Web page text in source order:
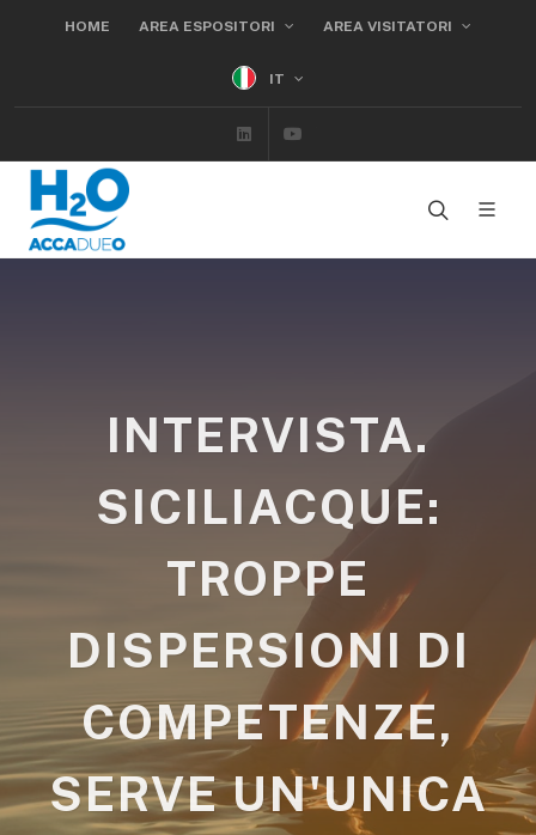
HOME AREA ESPOSITORI AREA VISITATORI
IT
Linkedin
INTERVISTA.
SICILIACQUE:
TROPPE
DISPERSIONI DI
COMPETENZE,
SERVE UN'UNICA